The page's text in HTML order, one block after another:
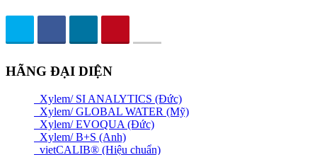
HÃNG ĐẠI DIỆN
Xylem/ SI ANALYTICS (Đức)
Xylem/ GLOBAL WATER (Mỹ)
Xylem/ EVOQUA (Đức)
Xylem/ B+S (Anh)
vietCALIB® (Hiệu chuẩn)